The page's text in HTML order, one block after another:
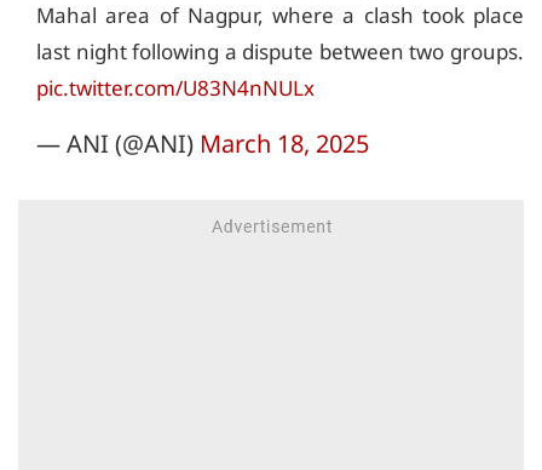
Mahal area of Nagpur, where a clash took place
last night following a dispute between two groups.
pic.twitter.com/U83N4nNULx
— ANI (@ANI) March 18, 2025